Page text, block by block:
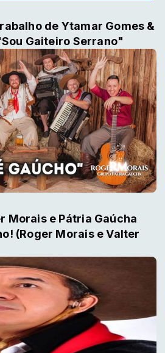
de Ytamar Gomes &
Gaiteiro Serrano"
Morais e Pátria Gaúcha
(Roger Morais e Valter